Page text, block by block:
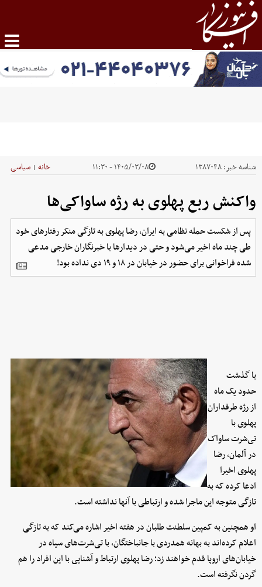
شناسه خبر:۱۳۸۷۰۴۸ ۱۴۰۵/۰۳/۰۸ - ۱۱:۳۰ خانه | سیاسی
واکنش ربع پهلوی به رژه ساواکی‌ها
پس از شکست حمله نظامی به ایران، رضا پهلوی به تازگی منکر رفتارهای خود
طی چند ماه اخیر می‌شود و حتی در دیدارها با خبرنگاران خارجی مدعی
شده فراخوانی برای حضور در خیابان در ۱۸ و ۱۹ دی نداده بود!
با گذشت
حدود یک ماه
از رژه طرفداران
پهلوی با
تی‌شرت ساواک
در آلمان، رضا
پهلوی اخیرا
ادعا کرده که به
تازگی متوجه این ماجرا شده و ارتباطی با آنها نداشته است.
او همچنین به کمپین سلطنت طلبان در هفته اخیر اشاره می‌کند که به تازگی
اعلام کرده‌اند به بهانه همدردی با جانباختگان، با تی‌شرت‌های سیاه در
خیابان‌های اروپا قدم خواهند زد؛ رضا پهلوی ارتباط و آشنایی با این افراد را هم
گردن نگرفته است.